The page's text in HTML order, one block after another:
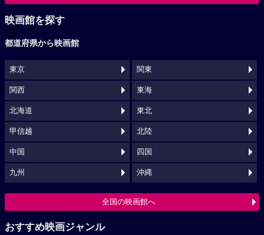
映画館を探す
都道府県から映画館
東京 関東
関西 東海
北海道 東北
甲信越 北陸
中国 四国
九州 沖縄
全国の映画館へ
おすすめ映画ジャンル